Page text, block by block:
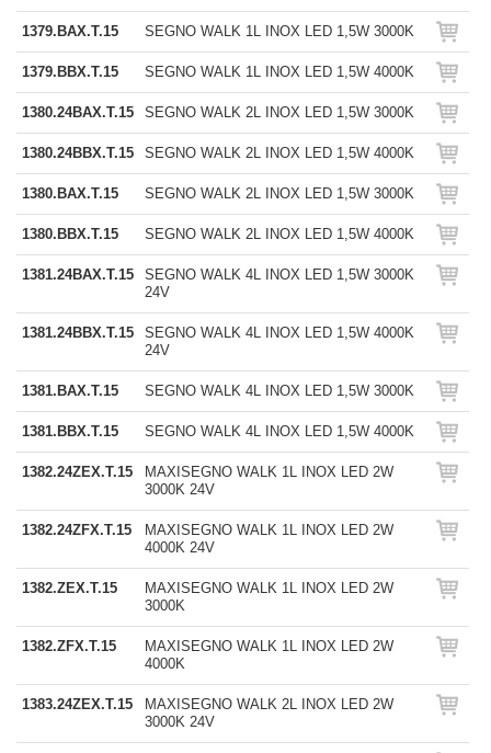
1379.BAX.T.15 SEGNO WALK 1L INOX LED 1,5W 3000K
1379.BBX.T.15 SEGNO WALK 1L INOX LED 1,5W 4000K
1380.24BAX.T.15 SEGNO WALK 2L INOX LED 1,5W 3000K
1380.24BBX.T.15 SEGNO WALK 2L INOX LED 1,5W 4000K
1380.BAX.T.15 SEGNO WALK 2L INOX LED 1,5W 3000K
1380.BBX.T.15 SEGNO WALK 2L INOX LED 1,5W 4000K
1381.24BAX.T.15
SEGNO WALK 4L INOX LED 1,5W 3000K
24V
1381.24BBX.T.15
SEGNO WALK 4L INOX LED 1,5W 4000K
24V
1381.BAX.T.15 SEGNO WALK 4L INOX LED 1,5W 3000K
1381.BBX.T.15 SEGNO WALK 4L INOX LED 1,5W 4000K
1382.24ZEX.T.15
MAXISEGNO WALK 1L INOX LED 2W
3000K 24V
1382.24ZFX.T.15
MAXISEGNO WALK 1L INOX LED 2W
4000K 24V
1382.ZEX.T.15
MAXISEGNO WALK 1L INOX LED 2W
3000K
1382.ZFX.T.15
MAXISEGNO WALK 1L INOX LED 2W
4000K
1383.24ZEX.T.15
MAXISEGNO WALK 2L INOX LED 2W
3000K 24V